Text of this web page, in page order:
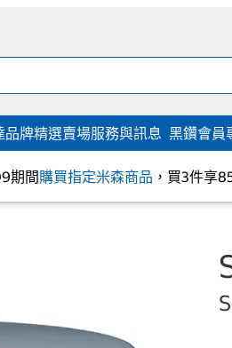
品牌精選賣場服務與訊息 黑鑽會員
期間購買指定米森商品 ，買3件享